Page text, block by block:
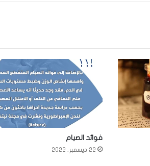
فوائد الصيام
22 ديسمبر، 2022